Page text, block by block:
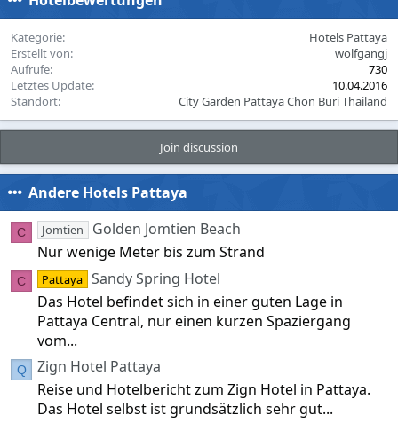
Kategorie
Hotels Pattaya
Erstellt von
wolfgangj
Aufrufe
730
Letztes Update
10.04.2016
Standort
City Garden Pattaya Chon Buri Thailand
Join discussion
Andere Hotels Pattaya
C Jomtien
Golden Jomtien Beach
Nur wenige Meter bis zum Strand
C Pattaya Sandy Spring Hotel
Das Hotel befindet sich in einer guten Lage in
Pattaya Central, nur einen kurzen Spaziergang
vom...
Q
Zign Hotel Pattaya
Reise und Hotelbericht zum Zign Hotel in Pattaya.
Das Hotel selbst ist grundsätzlich sehr gut...